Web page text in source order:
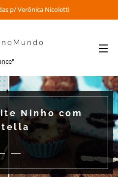
p/ Verônica Nicoletti
Ninho com